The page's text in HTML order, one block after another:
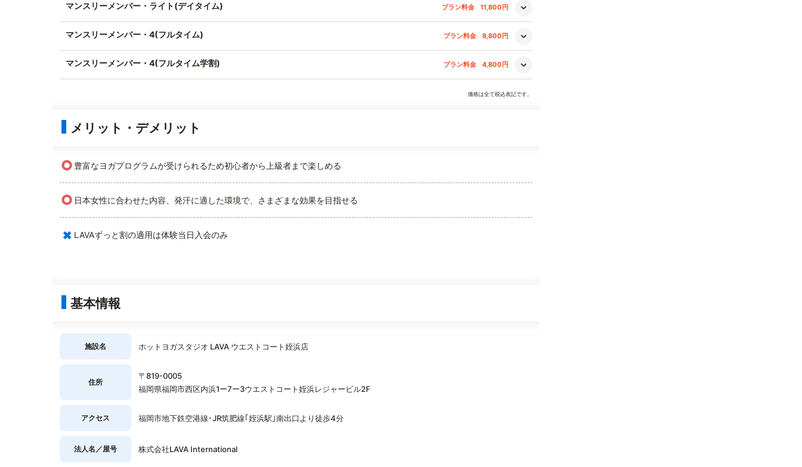
マンスリーメンバー・ライト(デイタイム) プラン料金 11,800円
マンスリーメンバー・4(フルタイム) プラン料金 8,800円
マンスリーメンバー・4(フルタイム学割) プラン料金 4,800円
価格は全て税込表記です。
メリット・デメリット
○ 豊富なヨガプログラムが受けられるため初心者から上級者まで楽しめる
○ 日本女性に合わせた内容、発汗に適した環境で、さまざまな効果を目指せる
× LAVAずっと割の適用は体験当日入会のみ
基本情報
施設名 ホットヨガスタジオ LAVA ウエストコート姪浜店
住所
〒819-0005
福岡県福岡市西区内浜1ー7ー3ウエストコート姪浜レジャービル2F
アクセス 福岡市地下鉄空港線･JR筑肥線｢姪浜駅｣南出口より徒歩4分
法人名／屋号 株式会社LAVA International